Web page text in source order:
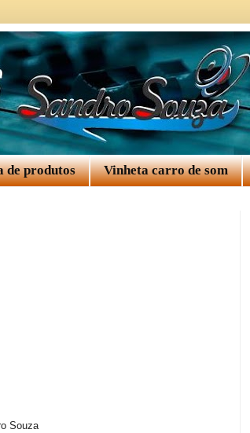
de produtos Vinheta carro de som
Souza